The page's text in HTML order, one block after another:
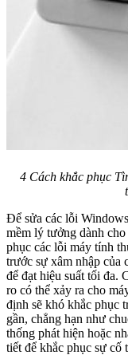
4 Cách khắc phục
Để sửa các lỗi
mềm lý tưởng dành cho máy tính của
phục các lỗi máy tính
trước sự xâm nhập của
để đạt hiệu suất tối đa. Chỉ với 3 bước, bạn có thể hạn chế những rủi
ro có thể xảy ra cho máy tính của bạn.
định sẽ khó khắc phục
gần, chẳng hạn như
thống phát hiện hoặc nhận dạng. Bạn cần tìm
tiết để khắc phục sự cố